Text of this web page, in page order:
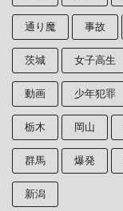
通り魔 事故
茨城 女子高生
動画 少年犯罪
栃木 岡山
群馬 爆発
新潟